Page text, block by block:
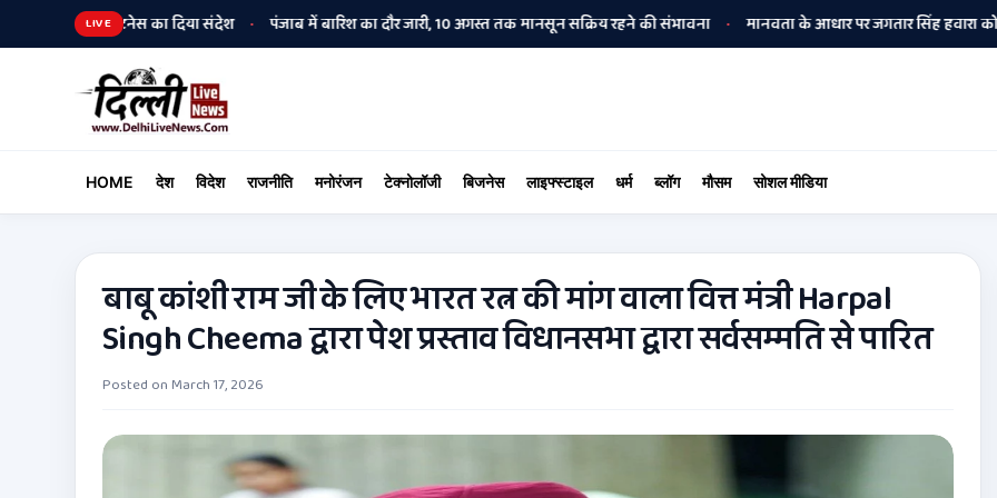
LIVE
और फिटनेस का दिया संदेश • पंजाब में बारिश का दौर जारी, 10 अगस्त तक मानसून सक्रिय रहने की संभावना • मानवता के आधार पर जगतार सिंह हवारा को अपनी
HOME देश विदेश राजनीति मनोरंजन टेक्नोलॉजी बिजनेस लाइफ्स्टाइल धर्म ब्लॉग मौसम सोशल मीडिया
बाबू कांशी राम जी के लिए भारत रत्न की मांग वाला वित्त मंत्री Harpal
Singh Cheema द्वारा पेश प्रस्ताव विधानसभा द्वारा सर्वसम्मति से पारित
Posted on March 17, 2026